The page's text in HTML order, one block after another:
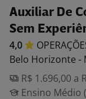
Auxiliar De
Sem
4,0
Belo Horizonte -
R$ 1.696,00 a
Ensino Médio